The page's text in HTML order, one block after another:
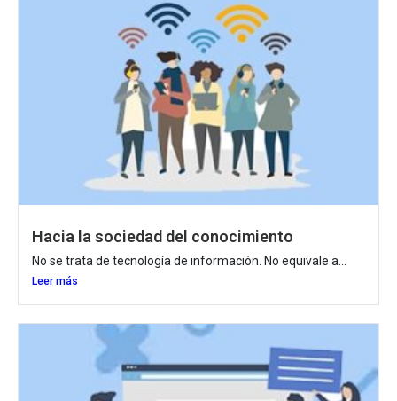
Hacia la sociedad del conocimiento
No se trata de tecnología de información. No equivale a...
Leer más